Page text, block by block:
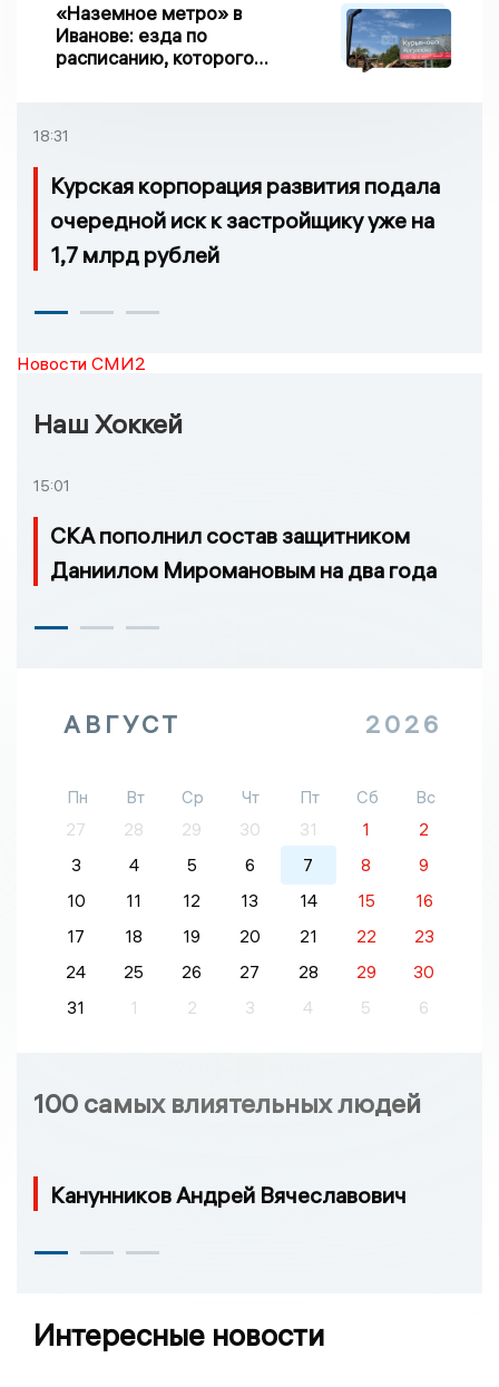
«Наземное метро» в
Иванове: езда по
расписанию, которого
18:31
Курская корпорация развития подала
очередной иск к застройщику уже на
1,7 млрд рублей
Новости СМИ2
Наш Хоккей
15:01
СКА пополнил состав защитником
Даниилом Миромановым на два года
АВГУСТ 2026
Пн Вт Ср Чт Пт Сб
Вс
27
28 29 30 31 1
2
3
4 5 6 7 8
9
10
11 12 13 14 15
16
17
18 19 20 21 22
23
24
25 26 27 28 29
30
31
1 2 3 4 5 6
100 самых влиятельных людей
Канунников Андрей Вячеславович
Интересные новости